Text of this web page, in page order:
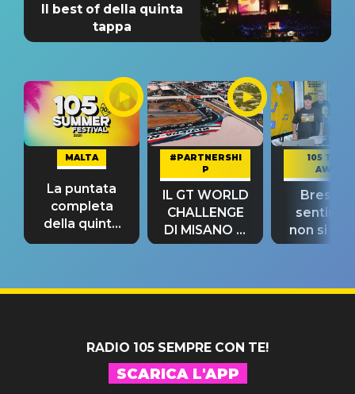
Il best of della quinta
tappa
MALTA
La puntata
completa
della quinta
tappa
#PARTNERSHI
P
IL GT WORLD
CHALLENGE
DI MISANO si
riconferma
105 TAKE
AWAY
Bresh:
non si
fino alla
RADIO 105 SEMPRE CON TE!
SCARICA L'APP